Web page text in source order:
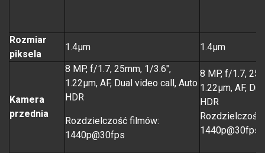
Rozmiar
piksela
1.4µm 1.4µm
Kamera
przednia
8 MP, f/1.7, 25mm, 1/3.6",
1.22µm, AF, Dual video call, Auto
HDR
Rozdzielczość filmów:
1440p@30fps
8 MP, f/1.7,
1.22µm, AF,
HDR
Rozdzielczość
1440p@30fps